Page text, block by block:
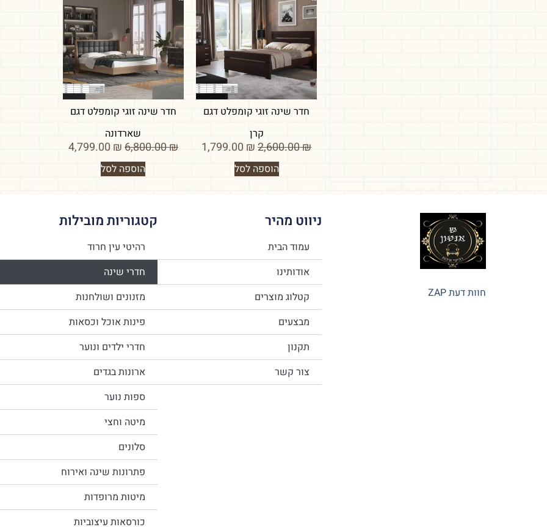
חדר שינה זוגי קומפלט דגם
קרן
₪
2,600.00
₪
הוספה לסל
חדר שינה זוגי קומפלט דגם
שארדונה
₪
6,800.00
₪
הוספה לסל
חוות דעת ZAP
ניווט מהיר
עמוד הבית
אודותינו
קטלוג מוצרים
מבצעים
תקנון
צור קשר
קטגוריות מובילות
רהיטי עין חרוד
חדרי שינה
מזנונים ושולחנות
פינות אוכל וכסאות
חדרי ילדים ונוער
ארונות בגדים
ספות נוער
מיטה וחצי
סלונים
פתרונות שינה ואירוח
מיטות מרופדות
כורסאות עיצוביות